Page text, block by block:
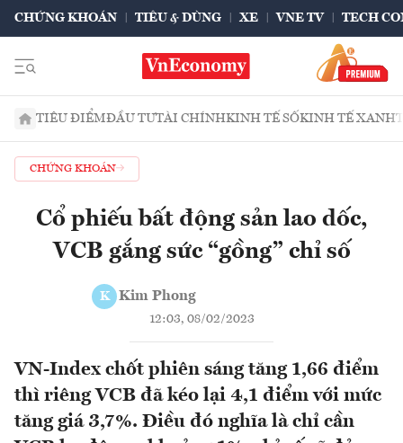
CHỨNG KHOÁN TIÊU & DÙNG XE VNE TV TECH
TIÊU ĐIỂMĐẦU TƯTÀI CHÍNHKINH TẾ SỐKINH TẾ XANH
CHỨNG KHOÁN
Cổ phiếu bất động sản lao dốc,
VCB gắng sức “gồng” chỉ số
K Kim Phong
12:03, 08/02/2023
VN-Index chốt phiên sáng tăng 1,66 điểm
thì riêng VCB đã kéo lại 4,1 điểm với mức
tăng giá 3,7%. Điều đó nghĩa là chỉ cần